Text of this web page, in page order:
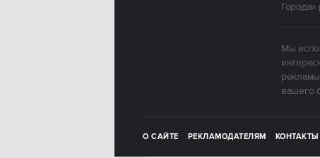
Мы
вашего
О САЙТЕ РЕКЛАМОДАТЕЛЯМ КОНТАКТЫ